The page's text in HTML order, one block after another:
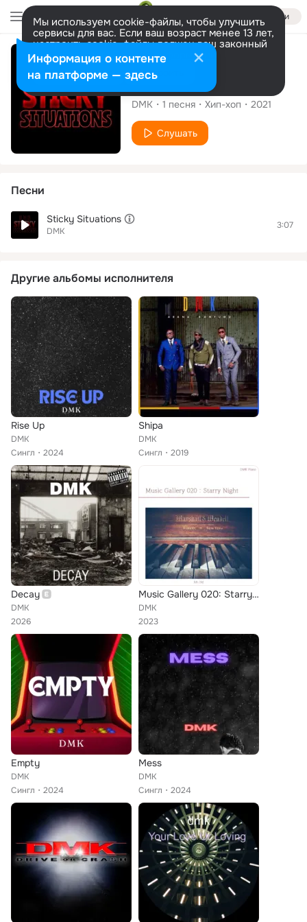
Войти
Мы используем cookie-файлы, чтобы улучшить
сервисы для вас. Если ваш возраст менее 13 лет,
настроить cookie-файлы должен ваш законный
представитель. Больше информации
Разрешить все Настроить
Сингл
Sticky Situations
DMK 1 песня Хип-хоп 2021
Слушать
Песни
Sticky Situations
DMK
3:07
Другие альбомы исполнителя
Rise Up
DMK
Сингл
2024
Shipa
DMK
Сингл
2019
Decay
DMK
2026
Music Gallery 020: Starry Night
DMK
2023
Empty
DMK
Сингл
2024
Mess
DMK
Сингл
2024
Информация о контенте
на платформе — здесь